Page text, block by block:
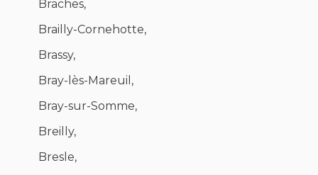
Braches,
Brailly-Cornehotte,
Brassy,
Bray-lès-Mareuil,
Bray-sur-Somme,
Breilly,
Bresle,